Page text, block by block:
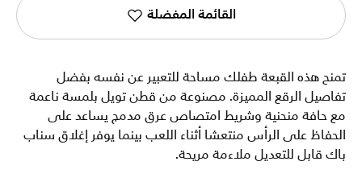
القائمة المفضلة
تمنح هذه القبعة طفلك مساحة للتعبير عن نفسه بفضل
تفاصيل الرقع المميزة. مصنوعة من قطن تويل بلمسة ناعمة
مع حافة منحنية وشريط امتصاص عرق مدمج يساعد على
الحفاظ على الرأس منتعشا أثناء اللعب بينما يوفر إغلاق سناب
باك قابل للتعديل ملاءمة مريحة.